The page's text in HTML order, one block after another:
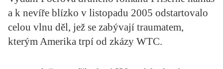
KRITIKA PŘEKLADU
a k nevíře blízko v listopadu 2005 odstartovalo
celou vlnu děl, jež se zabývají traumatem,
kterým Amerika trpí od zkázy WTC.